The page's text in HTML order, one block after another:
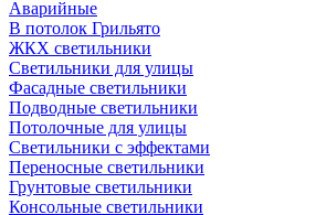
Аварийные
В потолок Грильято
ЖКХ светильники
Светильники для улицы
Фасадные светильники
Подводные светильники
Потолочные для улицы
Светильники с эффектами
Переносные светильники
Грунтовые светильники
Консольные светильники